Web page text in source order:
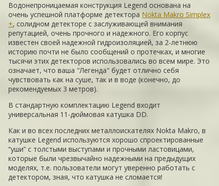
Водонепроницаемая конструкция Legend основана на
очень успешной платформе детектора Nokta Makro Simplex
+, солидном детекторе с заслуживающей внимания
репутацией, очень прочного и надежного. Его корпус
известен своей надежной гидроизоляцией, за 2-летнюю
историю почти не было сообщений о протечках, и многие
тысячи этих детекторов использовались во всем мире. Это
означает, что ваша "Легенда" будет отлично себя
чувствовать как на суше, так и в воде (конечно, до
рекомендуемых 3 метров).
В стандартную комплектацию Legend входит
универсальная 11-дюймовая катушка DD.
Как и во всех последних металлоискателях Nokta Makro, в
катушке Legend используются хорошо спроектированные
“уши” с толстыми выступами и прочными ластовицами,
которые были чрезвычайно надежными на предыдущих
моделях, т.е. пользователи могут уверенно работать с
детектором, зная, что катушка не сломается!